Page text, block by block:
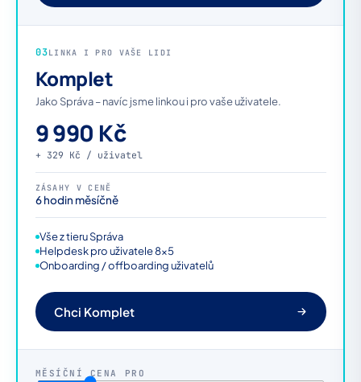
03LINKA I PRO VAŠE LIDI
Komplet
Jako Správa – navíc jsme linkou i pro vaše uživatele.
9 990 Kč
+ 329 Kč / uživatel
ZÁSAHY V CENĚ
6 hodin měsíčně
Vše z tieru Správa
Helpdesk pro uživatele 8×5
Onboarding / offboarding uživatelů
Chci Komplet
MĚSÍČNÍ CENA PRO